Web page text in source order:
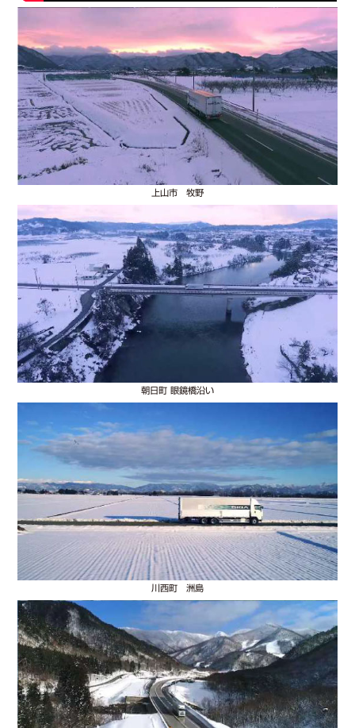
上山市 牧野
朝日町 眼鏡橋沿い
川西町 洲島